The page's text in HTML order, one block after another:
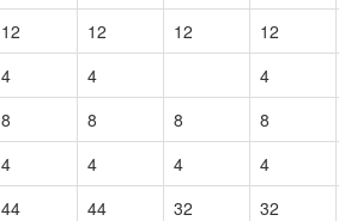
12 12 12 12
4 4
4
8 8 8 8
4 4 4 4
44 44 32 32